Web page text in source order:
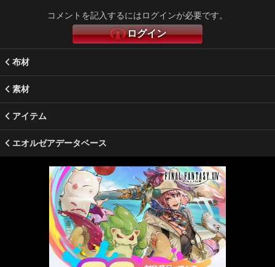
コメントを記入するにはログインが必要です。
ログイン
布材
素材
アイテム
エオルゼアデータベース